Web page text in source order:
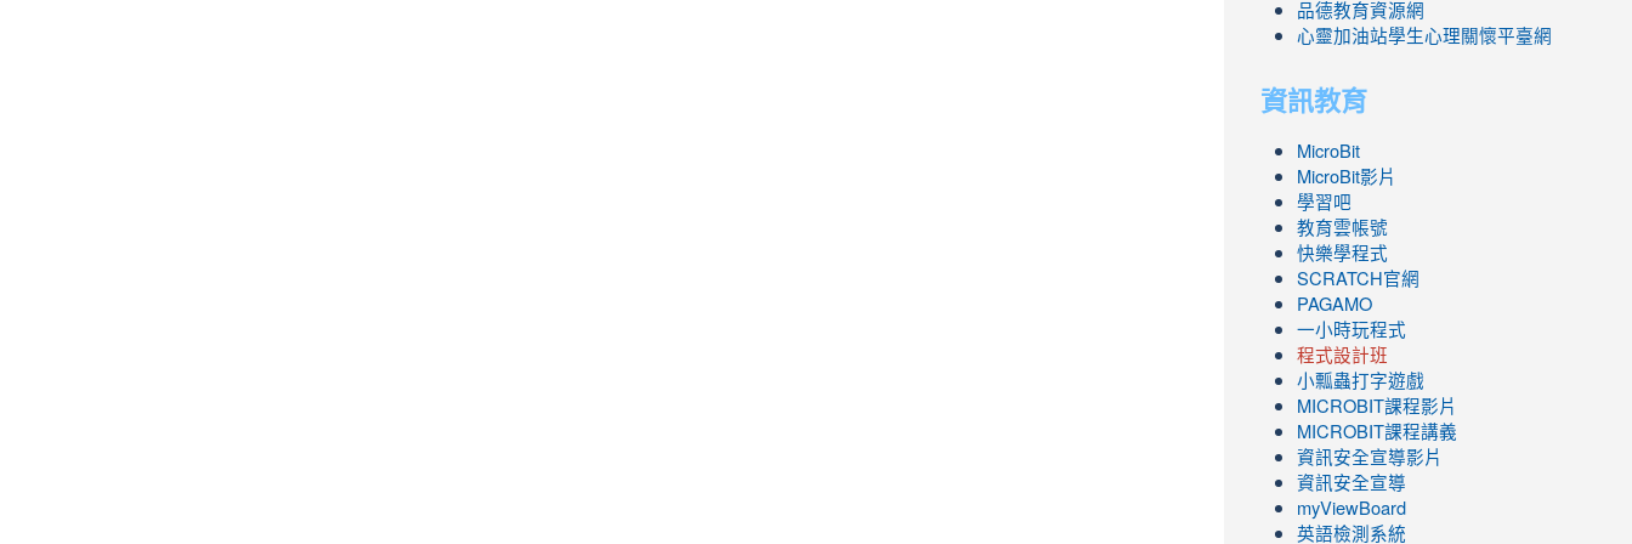
品德教育資源網
心靈加油站學生心理關懷平臺網
資訊教育
MicroBit
MicroBit影片
學習吧
教育雲帳號
快樂學程式
SCRATCH官網
PAGAMO
一小時玩程式
程式設計班
小瓢蟲打字遊戲
link
to
https://www.youtube.com/channel/
ZBGmXwlbUndNA/videos?
view=0&sort=dd&shelf_id=0
MICROBIT課程影片
link
to
https://www.youtube.com/channel/
ZBGmXwlbUndNA/videos?
view=0&sort=dd&shelf_id=0
MICROBIT課程講義
資訊安全宣導影片
資訊安全宣導
myViewBoard
英語檢測系統